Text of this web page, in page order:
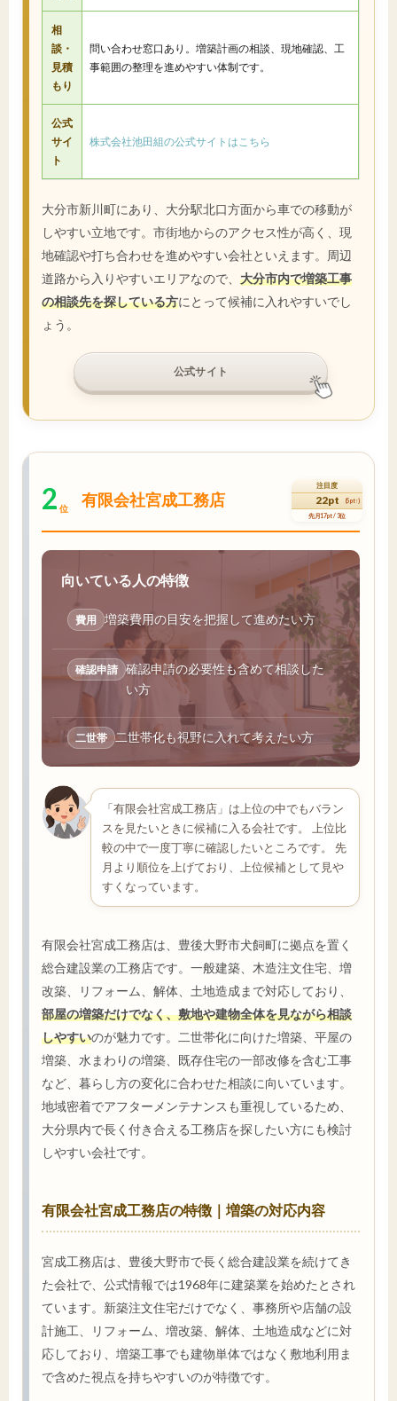
相
談・
見積
もり
問い合わせ窓口あり。増築計画の相談、現地確認、工
事範囲の整理を進めやすい体制です。
公式
サイ
ト
株式会社池田組の公式サイトはこちら
大分市新川町にあり、大分駅北口方面から車での移動が
しやすい立地です。市街地からのアクセス性が高く、現
地確認や打ち合わせを進めやすい会社といえます。周辺
道路から入りやすいエリアなので、 大分市内で増築工事
の相談先を探している方にとって候補に入れやすいでし
ょう。
公式サイト
2 位 有限会社宮成工務店
注目度
22pt (5pt↑)
先月17pt / 3位
向いている人の特徴
費用 増築費用の目安を把握して進めたい方
確認申請 確認申請の必要性も含めて相談した
い方
二世帯 二世帯化も視野に入れて考えたい方
「有限会社宮成工務店」は上位の中でもバラン
スを見たいときに候補に入る会社です。 上位比
較の中で一度丁寧に確認したいところです。 先
月より順位を上げており、上位候補として見や
すくなっています。
有限会社宮成工務店は、豊後大野市犬飼町に拠点を置く
総合建設業の工務店です。一般建築、木造注文住宅、増
改築、リフォーム、解体、土地造成まで対応しており、
部屋の増築だけでなく、敷地や建物全体を見ながら相談
しやすいのが魅力です。二世帯化に向けた増築、平屋の
増築、水まわりの増築、既存住宅の一部改修を含む工事
など、暮らし方の変化に合わせた相談に向いています。
地域密着でアフターメンテナンスも重視しているため、
大分県内で長く付き合える工務店を探したい方にも検討
しやすい会社です。
有限会社宮成工務店の特徴｜増築の対応内容
宮成工務店は、豊後大野市で長く総合建設業を続けてき
た会社で、公式情報では1968年に建築業を始めたとされ
ています。新築注文住宅だけでなく、事務所や店舗の設
計施工、リフォーム、増改築、解体、土地造成などに対
応しており、増築工事でも建物単体ではなく敷地利用ま
で含めた視点を持ちやすいのが特徴です。